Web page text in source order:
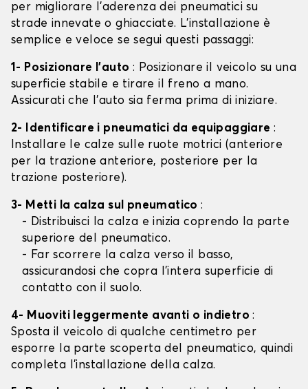
per migliorare l'aderenza dei pneumatici su
strade innevate o ghiacciate. L'installazione è
semplice e veloce se segui questi passaggi:
1- Posizionare l'auto : Posizionare il veicolo su una
superficie stabile e tirare il freno a mano.
Assicurati che l'auto sia ferma prima di iniziare.
2- Identificare i pneumatici da equipaggiare :
Installare le calze sulle ruote motrici (anteriore
per la trazione anteriore, posteriore per la
trazione posteriore).
3- Metti la calza sul pneumatico:
- Distribuisci la calza e inizia coprendo la parte
superiore del pneumatico.
- Far scorrere la calza verso il basso,
assicurandosi che copra l'intera superficie di
contatto con il suolo.
4- Muoviti leggermente avanti o indietro:
Sposta il veicolo di qualche centimetro per
esporre la parte scoperta del pneumatico, quindi
completa l'installazione della calza.